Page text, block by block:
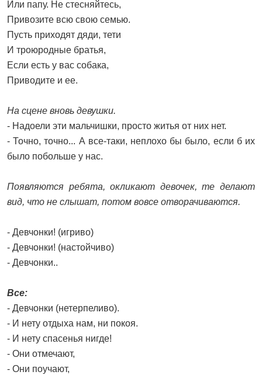
Или папу. Не стесняйтесь,
Привозите всю свою семью.
Пусть приходят дяди, тети
И троюродные братья,
Если есть у вас собака,
Приводите и ее.
На сцене вновь девушки.
- Надоели эти мальчишки, просто житья от них нет.
- Точно, точно... А все-таки, неплохо бы было, если б их
было побольше у нас.
Появляются ребята, окликают девочек, те делают
вид, что не слышат, потом вовсе отворачиваются.
- Девчонки! (игриво)
- Девчонки! (настойчиво)
- Девчонки..
Все:
- Девчонки (нетерпеливо).
- И нету отдыха нам, ни покоя.
- И нету спасенья нигде!
- Они отмечают,
- Они поучают,